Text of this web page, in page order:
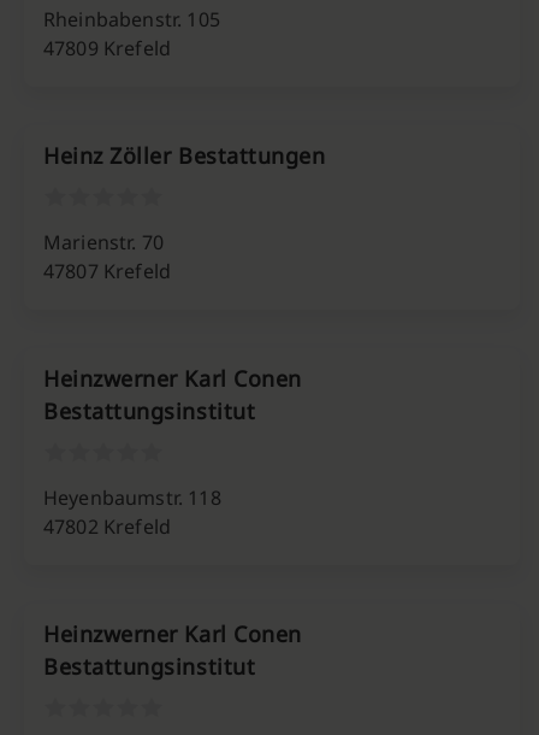
Rheinbabenstr. 105
47809 Krefeld
Heinz Zöller Bestattungen
Marienstr. 70
47807 Krefeld
Heinzwerner Karl Conen
Bestattungsinstitut
Heyenbaumstr. 118
47802 Krefeld
Heinzwerner Karl Conen
Bestattungsinstitut